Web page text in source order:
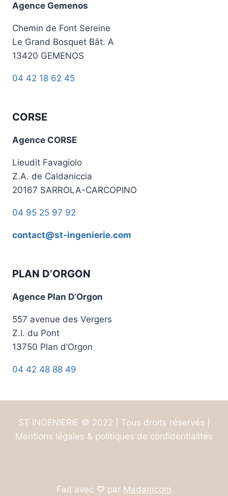
Agence Gemenos
Chemin de Font Sereine
Le Grand Bosquet Bât. A
13420 GEMENOS
04 42 18 62 45
CORSE
Agence CORSE
Lieudit Favagiolo
Z.A. de Caldaniccia
20167 SARROLA-CARCOPINO
04 95 25 97 92
contact@st-ingenierie.com
PLAN D’ORGON
Agence Plan D’Orgon
557 avenue des Vergers
Z.I. du Pont
13750 Plan d’Orgon
04 42 48 88 49
ST INGENIERIE © 2022 | Tous droits réservés |
Mentions légales & politiques de confidentialités
Fait avec ♡ par Madamcom